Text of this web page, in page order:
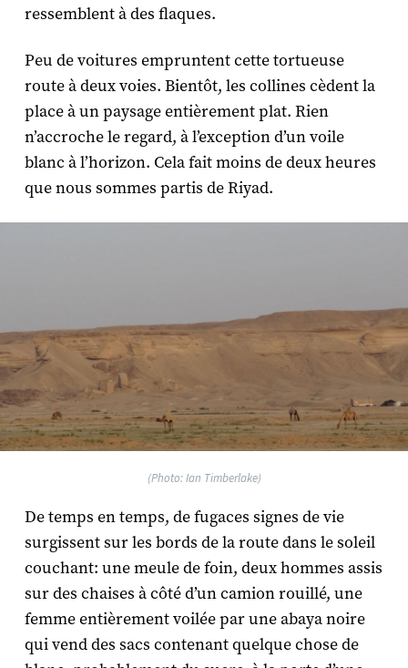
ressemblent à des flaques.
Peu de voitures empruntent cette tortueuse
route à deux voies. Bientôt, les collines cèdent la
place à un paysage entièrement plat. Rien
n’accroche le regard, à l’exception d’un voile
blanc à l’horizon. Cela fait moins de deux heures
que nous sommes partis de Riyad.
(Photo: Ian Timberlake)
De temps en temps, de fugaces signes de vie
surgissent sur les bords de la route dans le soleil
couchant: une meule de foin, deux hommes assis
sur des chaises à côté d’un camion rouillé, une
femme entièrement voilée par une abaya noire
qui vend des sacs contenant quelque chose de